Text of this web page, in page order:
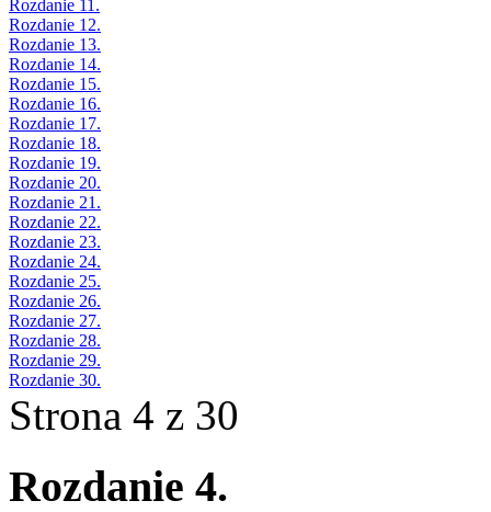
Rozdanie 11.
Rozdanie 12.
Rozdanie 13.
Rozdanie 14.
Rozdanie 15.
Rozdanie 16.
Rozdanie 17.
Rozdanie 18.
Rozdanie 19.
Rozdanie 20.
Rozdanie 21.
Rozdanie 22.
Rozdanie 23.
Rozdanie 24.
Rozdanie 25.
Rozdanie 26.
Rozdanie 27.
Rozdanie 28.
Rozdanie 29.
Rozdanie 30.
Strona 4 z 30
Rozdanie 4.